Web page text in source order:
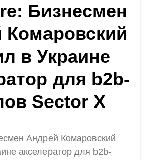
Бизнесмен
Комаровский
в Украине
для b2b-
Sector X
Андрей Комаровский
акселератор для b2b-